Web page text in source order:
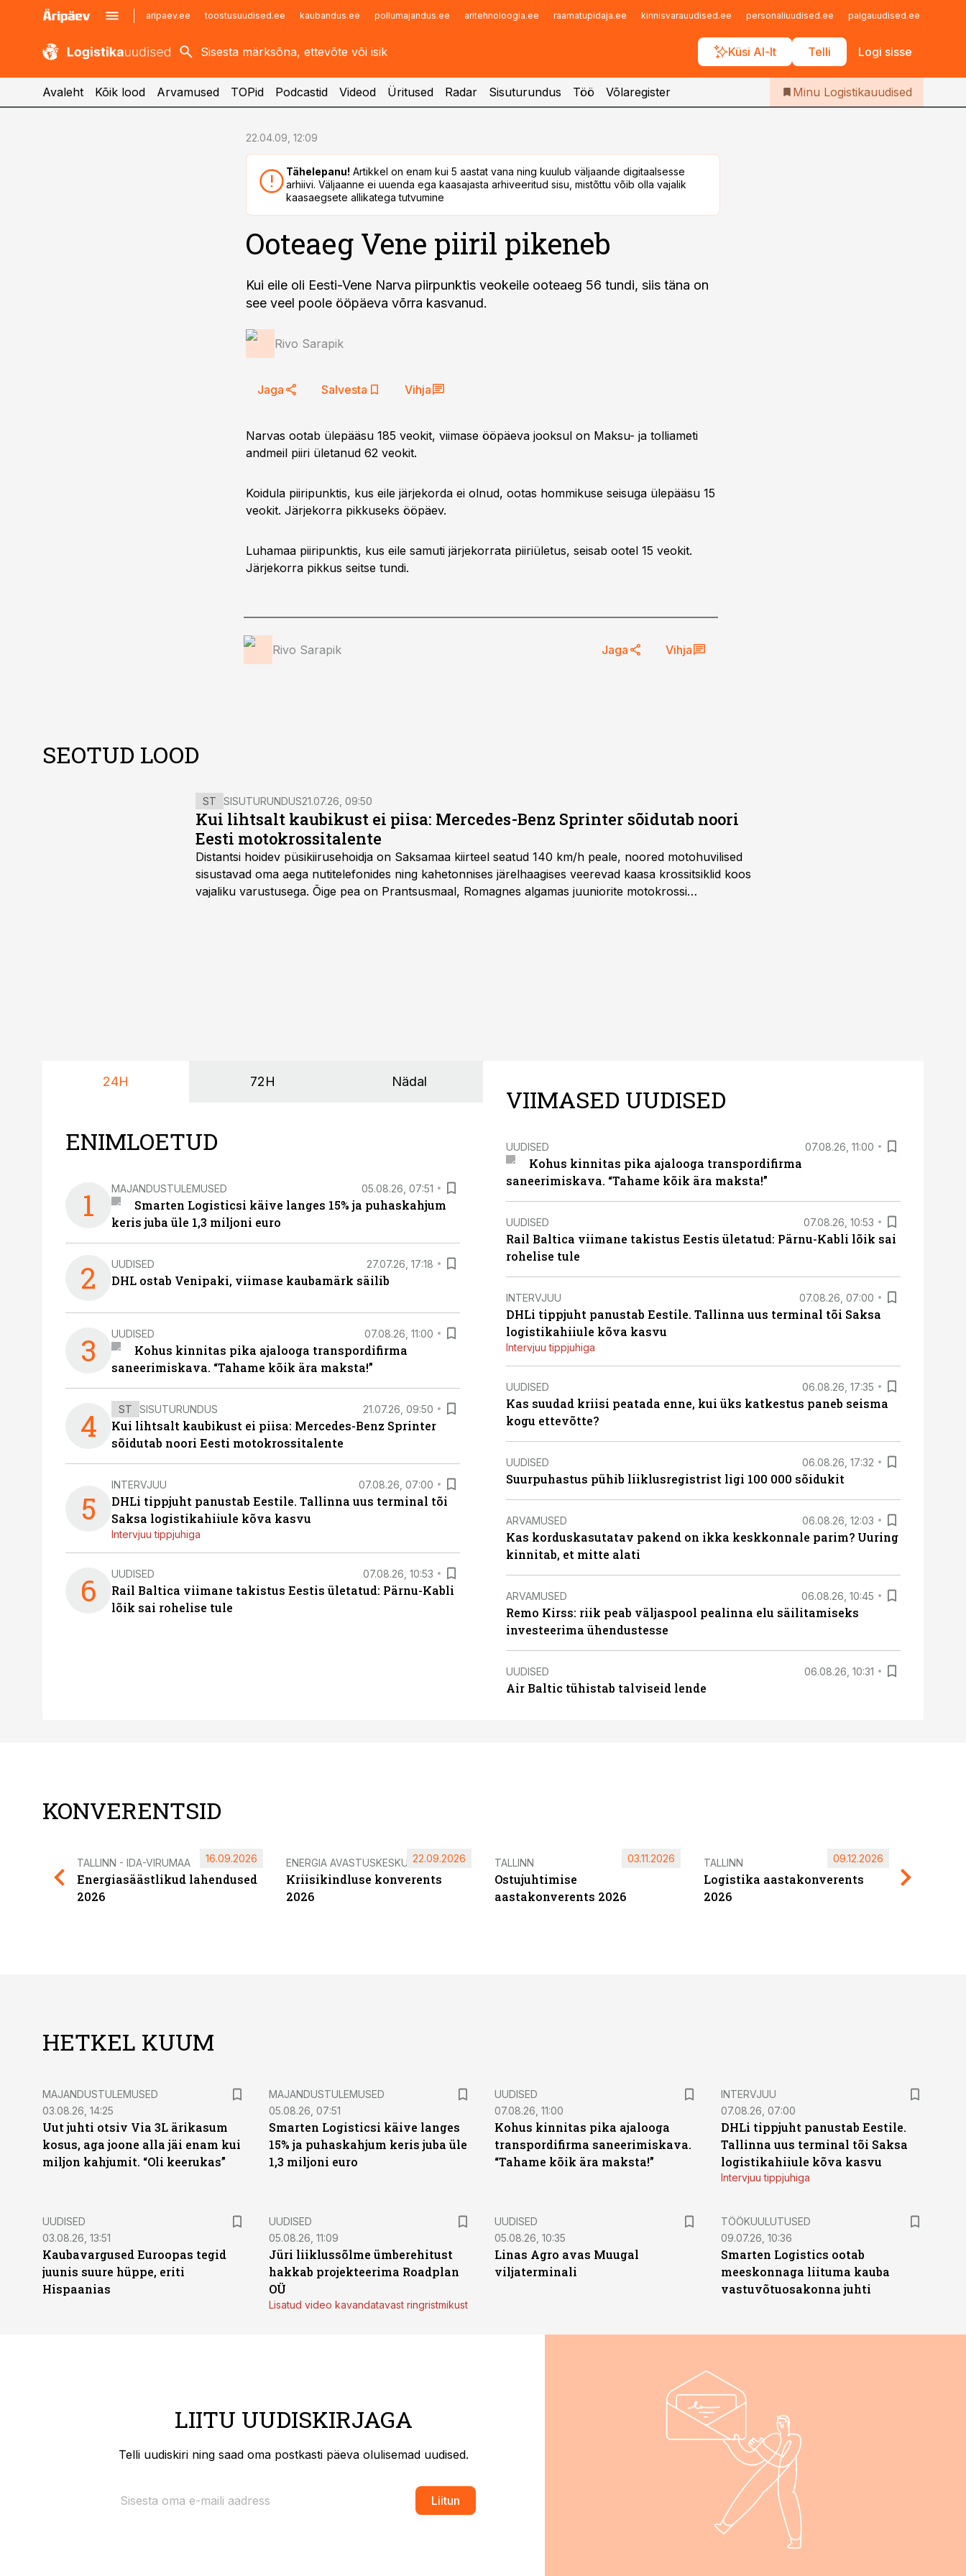
aripaev.ee toostusuudised.ee kaubandus.ee pollumajandus.ee aritehnoloogia.ee raamatupidaja.ee kinnisvarauudised.ee personaliuudised.ee palgauudised.ee
Küsi AI-lt Telli Logi sisse
kaubandus.ee
kinnisvarauudised.ee
imelineajalugu.ee
Infopank
Iseteenindus
Telli Logistikauudised
Avaleht Kõik lood Arvamused TOPid Podcastid Videod Üritused Radar Sisuturundus Töö Võlaregister Minu Logistikauudised
22.04.09, 12:09
Tähelepanu! Artikkel on enam kui 5 aastat vana ning kuulub väljaande digitaalsesse
arhiivi. Väljaanne ei uuenda ega kaasajasta arhiveeritud sisu, mistõttu võib olla vajalik
kaasaegsete allikatega tutvumine
Ooteaeg Vene piiril pikeneb
Kui eile oli Eesti-Vene Narva piirpunktis veokeile ooteaeg 56 tundi, siis täna on
see veel poole ööpäeva võrra kasvanud.
Rivo Sarapik
Jaga Salvesta Vihja
Narvas ootab ülepääsu 185 veokit, viimase ööpäeva jooksul on Maksu- ja tolliameti
andmeil piiri ületanud 62 veokit.
Koidula piiripunktis, kus eile järjekorda ei olnud, ootas hommikuse seisuga ülepääsu 15
veokit. Järjekorra pikkuseks ööpäev.
Luhamaa piiripunktis, kus eile samuti järjekorrata piiriületus, seisab ootel 15 veokit.
Järjekorra pikkus seitse tundi.
Rivo Sarapik Jaga Vihja
SEOTUD LOOD
ST SISUTURUNDUS21.07.26, 09:50
Kui lihtsalt kaubikust ei piisa: Mercedes-Benz Sprinter sõidutab noori
Eesti motokrossitalente
Distantsi hoidev püsikiirusehoidja on Saksamaa kiirteel seatud 140 km/h peale, noored motohuvilised
sisustavad oma aega nutitelefonides ning kahetonnises järelhaagises veerevad kaasa krossitsiklid koos
vajaliku varustusega. Õige pea on Prantsusmaal, Romagnes algamas juuniorite motokrossi
24H 72H Nädal
ENIMLOETUD
1 MAJANDUSTULEMUSED 05.08.26, 07:51
Smarten Logisticsi käive langes 15% ja puhaskahjum
keris juba üle 1,3 miljoni euro
2 UUDISED 27.07.26, 17:18
DHL ostab Venipaki, viimase kaubamärk säilib
3 UUDISED 07.08.26, 11:00
Kohus kinnitas pika ajalooga transpordifirma
saneerimiskava. “Tahame kõik ära maksta!”
4 ST SISUTURUNDUS 21.07.26, 09:50
Kui lihtsalt kaubikust ei piisa: Mercedes-Benz Sprinter
sõidutab noori Eesti motokrossitalente
5
INTERVJUU 07.08.26, 07:00
DHLi tippjuht panustab Eestile. Tallinna uus terminal tõi
Saksa logistikahiiule kõva kasvu
Intervjuu tippjuhiga
6 UUDISED 07.08.26, 10:53
Rail Baltica viimane takistus Eestis ületatud: Pärnu-Kabli
lõik sai rohelise tule
VIIMASED UUDISED
UUDISED 07.08.26, 11:00
Kohus kinnitas pika ajalooga transpordifirma
saneerimiskava. “Tahame kõik ära maksta!”
UUDISED 07.08.26, 10:53
Rail Baltica viimane takistus Eestis ületatud: Pärnu-Kabli lõik sai
rohelise tule
INTERVJUU 07.08.26, 07:00
DHLi tippjuht panustab Eestile. Tallinna uus terminal tõi Saksa
logistikahiiule kõva kasvu
Intervjuu tippjuhiga
UUDISED 06.08.26, 17:35
Kas suudad kriisi peatada enne, kui üks katkestus paneb seisma
kogu ettevõtte?
UUDISED 06.08.26, 17:32
Suurpuhastus pühib liiklusregistrist ligi 100 000 sõidukit
ARVAMUSED 06.08.26, 12:03
Kas korduskasutatav pakend on ikka keskkonnale parim? Uuring
kinnitab, et mitte alati
ARVAMUSED 06.08.26, 10:45
Remo Kirss: riik peab väljaspool pealinna elu säilitamiseks
investeerima ühendustesse
UUDISED 06.08.26, 10:31
Air Baltic tühistab talviseid lende
KONVERENTSID
TALLINN - IDA-VIRUMAA
Energiasäästlikud lahendused
2026
16.09.2026 ENERGIA AVASTUSKESKUS
Kriisikindluse konverents
2026
22.09.2026 TALLINN
Ostujuhtimise
aastakonverents 2026
03.11.2026 TALLINN
Logistika aastakonverents
2026
09.12.2026
HETKEL KUUM
MAJANDUSTULEMUSED
03.08.26, 14:25
Uut juhti otsiv Via 3L ärikasum
kosus, aga joone alla jäi enam kui
miljon kahjumit. “Oli keerukas”
MAJANDUSTULEMUSED
05.08.26, 07:51
Smarten Logisticsi käive langes
15% ja puhaskahjum keris juba üle
1,3 miljoni euro
UUDISED
07.08.26, 11:00
Kohus kinnitas pika ajalooga
transpordifirma saneerimiskava.
“Tahame kõik ära maksta!”
INTERVJUU
07.08.26, 07:00
DHLi tippjuht panustab Eestile.
Tallinna uus terminal tõi Saksa
logistikahiiule kõva kasvu
Intervjuu tippjuhiga
UUDISED
03.08.26, 13:51
Kaubavargused Euroopas tegid
juunis suure hüppe, eriti
Hispaanias
UUDISED
05.08.26, 11:09
Jüri liiklussõlme ümberehitust
hakkab projekteerima Roadplan
OÜ
Lisatud video kavandatavast ringristmikust
UUDISED
05.08.26, 10:35
Linas Agro avas Muugal
viljaterminali
ST
TÖÖKUULUTUSED
09.07.26, 10:36
Smarten Logistics ootab
meeskonnaga liituma kauba
vastuvõtuosakonna juhti
LIITU UUDISKIRJAGA
Telli uudiskiri ning saad oma postkasti päeva olulisemad uudised.
Liitun